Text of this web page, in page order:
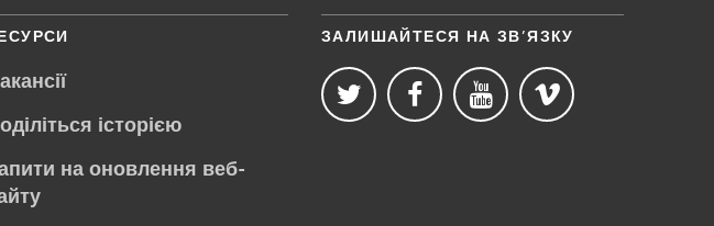
історією
на оновлення веб-
ЗАЛИШАЙТЕСЯ НА ЗВ’ЯЗКУ